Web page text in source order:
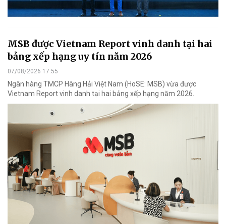
MSB được Vietnam Report vinh danh tại hai
bảng xếp hạng uy tín năm 2026
07/08/2026 17:55
Ngân hàng TMCP Hàng Hải Việt Nam (HoSE: MSB) vừa được
Vietnam Report vinh danh tại hai bảng xếp hạng năm 2026.